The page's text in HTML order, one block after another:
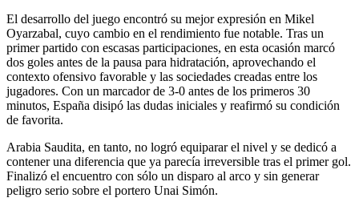
El desarrollo del juego encontró su mejor expresión en Mikel
Oyarzabal, cuyo cambio en el rendimiento fue notable. Tras un
primer partido con escasas participaciones, en esta ocasión marcó
dos goles antes de la pausa para hidratación, aprovechando el
contexto ofensivo favorable y las sociedades creadas entre los
jugadores. Con un marcador de 3-0 antes de los primeros 30
minutos, España disipó las dudas iniciales y reafirmó su condición
de favorita.
Arabia Saudita, en tanto, no logró equiparar el nivel y se dedicó a
contener una diferencia que ya parecía irreversible tras el primer gol.
Finalizó el encuentro con sólo un disparo al arco y sin generar
peligro serio sobre el portero Unai Simón.